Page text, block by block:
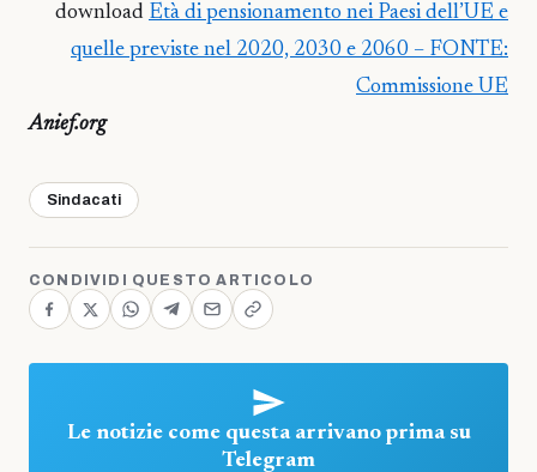
download Età di pensionamento nei Paesi dell’UE e
quelle previste nel 2020, 2030 e 2060 – FONTE:
Commissione UE
Anief.org
Sindacati
CONDIVIDI QUESTO ARTICOLO
Le notizie come questa arrivano prima su
Telegram